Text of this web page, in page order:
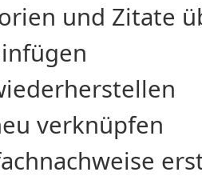
und Zitate
verknüpfen